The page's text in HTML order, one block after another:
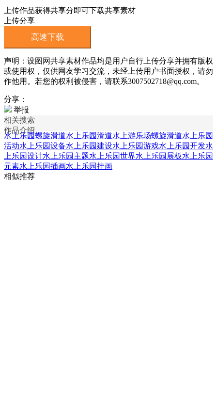
上传作品获得共享分即可下载共享素材
上传分享
高速下载
声明：设图网共享素材作品均是用户自行上传分享并拥有版权
或使用权，仅供网友学习交流，未经上传用户书面授权，请勿
作他用。若您的权利被侵害，请联系3007502718@qq.com。
分享：
举报
相关搜索
作品介绍
水上乐园螺旋滑道水上乐园滑道水上游乐场螺旋滑道水上乐园
活动水上乐园设备水上乐园建设水上乐园游戏水上乐园开发水
上乐园设计水上乐园主题水上乐园世界水上乐园展板水上乐园
元素水上乐园插画水上乐园挂画
相似推荐